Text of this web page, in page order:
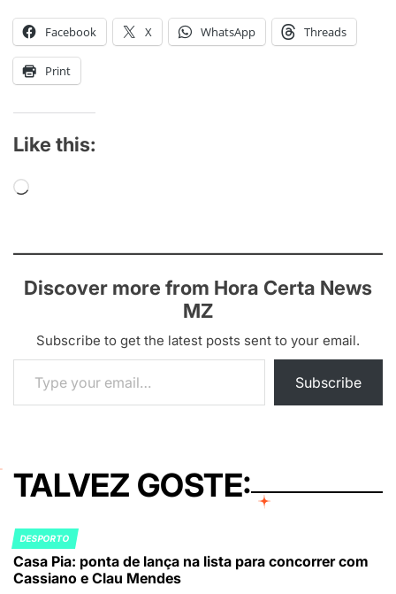
Facebook X WhatsApp Threads
Print
Like this:
Loading…
Discover more from Hora Certa News
MZ
Subscribe to get the latest posts sent to your email.
Type your email…
Subscribe
TALVEZ GOSTE:
POSTED
IN
DESPORTO
Casa Pia: ponta de lança na lista para concorrer com
Cassiano e Clau Mendes